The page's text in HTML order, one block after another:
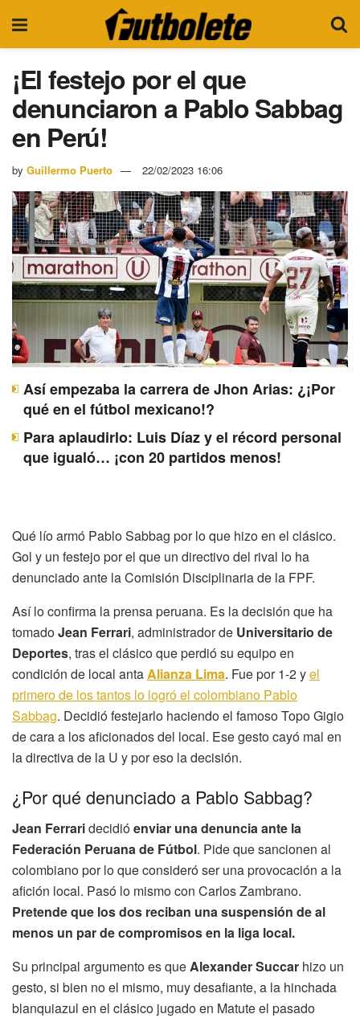
¡El festejo por el que
denunciaron a Pablo Sabbag
en Perú!
by Guillermo Puerto 22/02/2023 16:06
Así empezaba la carrera de Jhon Arias: ¿¡Por
qué en el fútbol mexicano!?
Para aplaudirlo: Luis Díaz y el récord personal
que igualó… ¡con 20 partidos menos!
Qué lío armó Pablo Sabbag por lo que hizo en el clásico.
Gol y un festejo por el que un directivo del rival lo ha
denunciado ante la Comisión Disciplinaria de la FPF.
Así lo confirma la prensa peruana. Es la decisión que ha
tomadoJean Ferrari, administrador de Universitario de
Deportes, tras el clásico que perdió su equipo en
condición de local anta Alianza Lima. Fue por 1-2 yel
primero de los tantos lo logró el colombiano Pablo
Sabbag. Decidió festejarlo haciendo el famoso Topo Gigio
de cara a los aficionados del local. Ese gesto cayó mal en
la directiva de la U y por eso la decisión.
¿Por qué denunciado a Pablo Sabbag?
Jean Ferraridecidióenviar una denuncia ante la
Federación Peruana de Fútbol. Pide que sancionen al
colombiano por lo que consideró ser una provocación a la
afición local. Pasó lo mismo con Carlos Zambrano.
Pretende que los dos reciban una suspensión de al
menos un par de compromisos en la liga local.
Su principal argumento es queAlexander Succar hizo un
gesto, si bien no el mismo, muy desafiante, a la hinchada
blanquiazul en el clásico jugado en Matute el pasado